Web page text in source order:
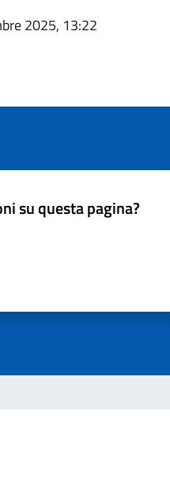
2025, 13:22
su questa pagina?